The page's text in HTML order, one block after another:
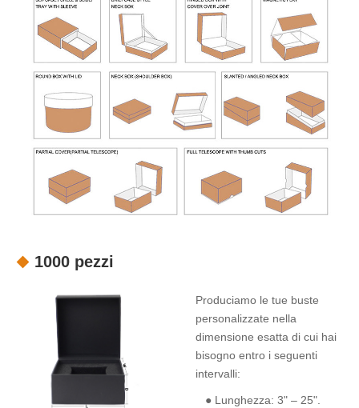
1000 pezzi
Produciamo le tue buste
personalizzate nella
dimensione esatta di cui hai
bisogno entro i seguenti
intervalli:
● Lunghezza: 3" – 25".